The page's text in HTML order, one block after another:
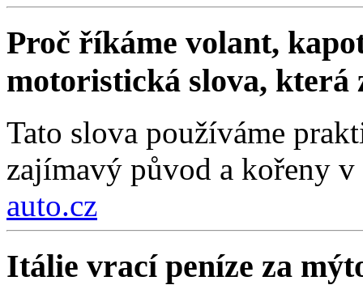
Proč říkáme volant,
motoristická slova, která
Tato slova používáme
zajímavý původ a kořeny
auto.cz
Itálie vrací peníze za